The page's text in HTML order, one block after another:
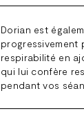
Dorian est
progressivement
respirabilité en
qui lui confère
pendant vos